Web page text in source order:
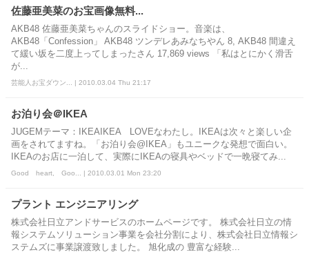
佐藤亜美菜のお宝画像無料...
AKB48 佐藤亜美菜ちゃんのスライドショー。音楽は、
AKB48「Confession」 AKB48 ツンデレあみなちやん 8, AKB48 間違え
て緩い坂を二度上ってしまったさん 17,869 views 「私はとにかく滑舌
が...
芸能人お宝ダウン... | 2010.03.04 Thu 21:17
お泊り会＠IKEA
JUGEMテーマ：IKEAIKEA LOVEなわたし。IKEAは次々と楽しい企
画をされてますね。「お泊り会@IKEA」もユニークな発想で面白い。
IKEAのお店に一泊して、実際にIKEAの寝具やベッドで一晩寝てみ...
Good heart, Goo... | 2010.03.01 Mon 23:20
プラント エンジニアリング
株式会社日立アンドサービスのホームページです。 株式会社日立の情
報システムソリューション事業を会社分割により、株式会社日立情報シ
ステムズに事業譲渡致しました。 旭化成の 豊富な経験...